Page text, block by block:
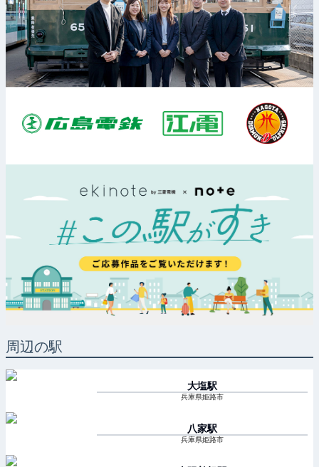
周辺の駅
大塩駅
兵庫県姫路市
八家駅
兵庫県姫路市